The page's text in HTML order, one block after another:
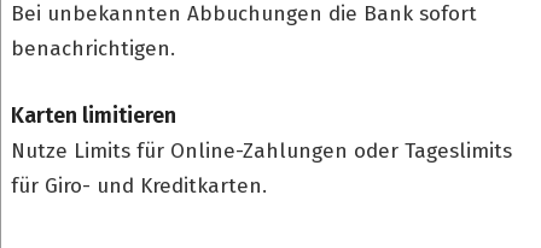
Bei unbekannten Abbuchungen die Bank sofort
benachrichtigen.
Karten limitieren
Nutze Limits für Online-Zahlungen oder Tageslimits
für Giro- und Kreditkarten.